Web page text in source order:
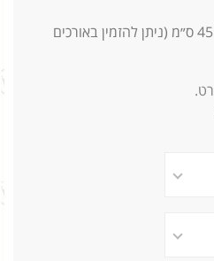
אורך שרשרת סטנדרט של 45 ס״מ (ניתן להזמין באורכים